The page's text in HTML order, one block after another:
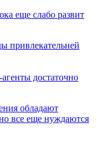
еще слабо развит
достаточно
обладают
все еще нуждаются